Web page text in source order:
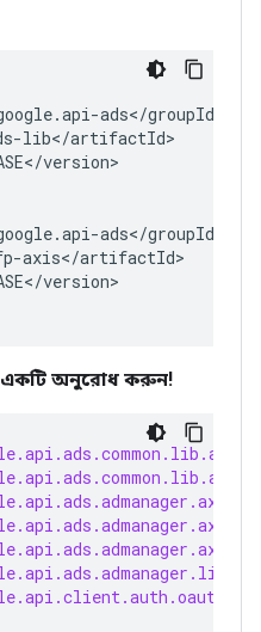
version>
version>
অনুরোধ করুন!